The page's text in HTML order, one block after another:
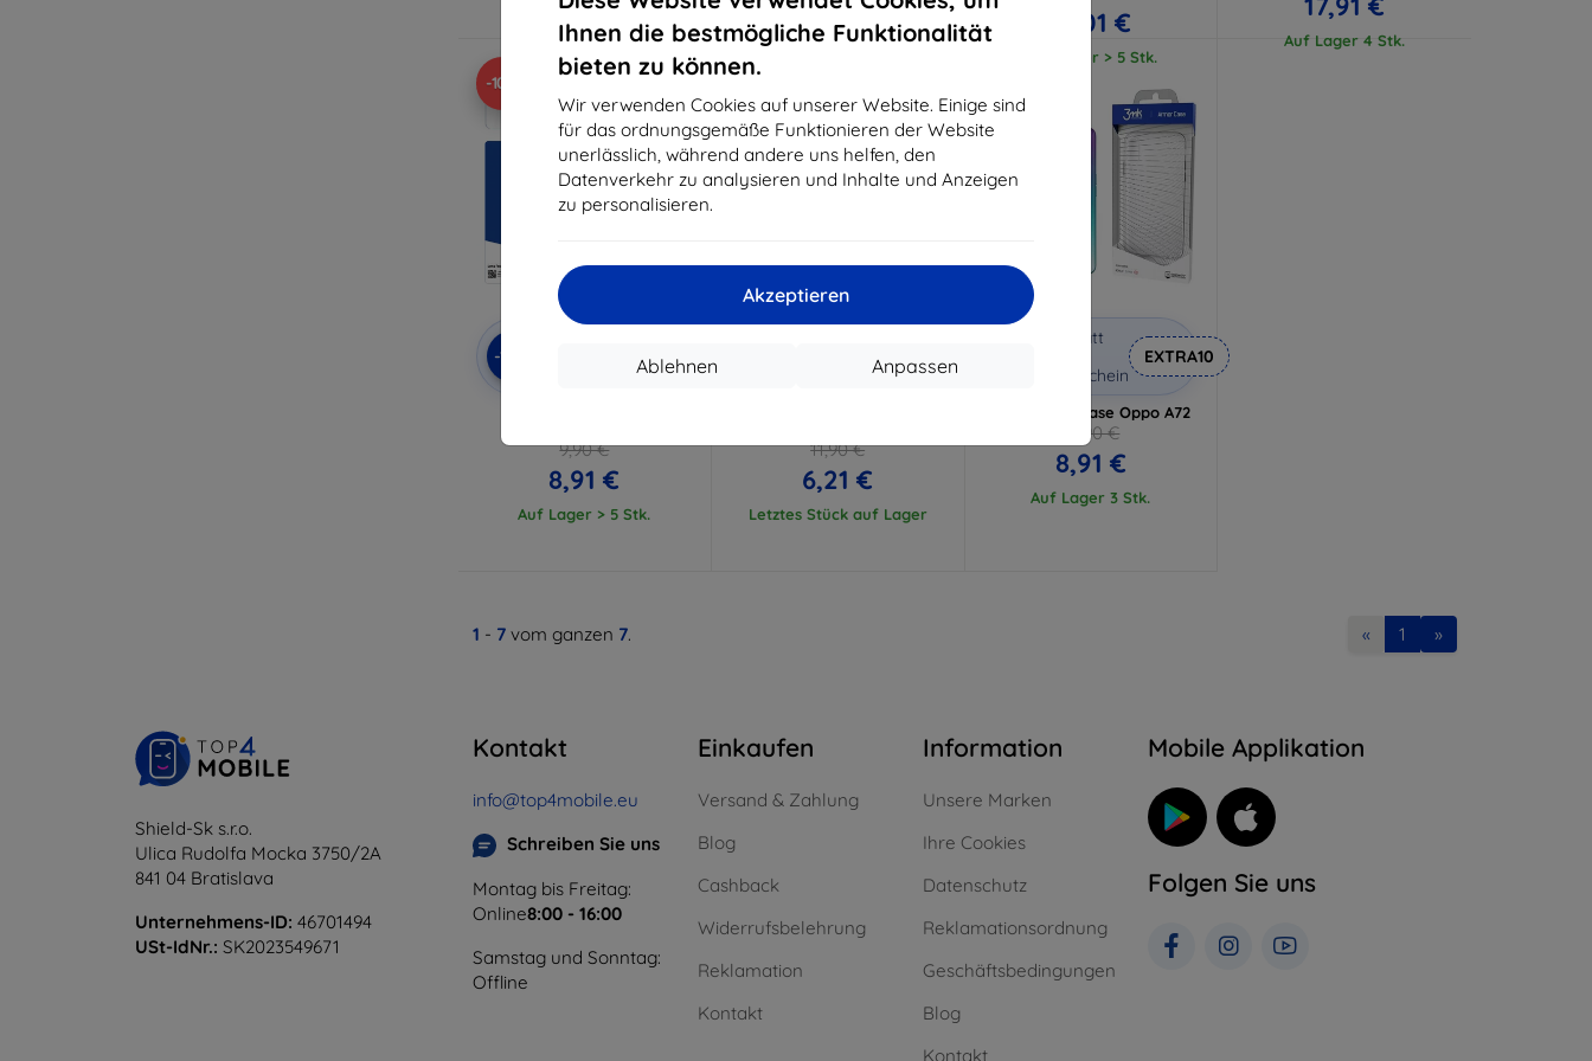
Ihnen die bestmögliche Funktionalität
bieten zu können.
Wir verwenden Cookies auf unserer Website. Einige sind
für das ordnungsgemäße Funktionieren der Website
unerlässlich, während andere uns helfen, den
Datenverkehr zu analysieren und Inhalte und Anzeigen
zu personalisieren.
Akzeptieren
Anpassen
Ablehnen
Auf Lager > 5 Stk. Auf Lager > 5 Stk.
17,01 €
Auf Lager > 5 Stk.
Auf Lager 4 Stk.
-10%
-10% EXTRA10
9,90 €
8,91 €
Auf Lager > 5 Stk.
Gutschein
11,90 €
6,21 €
Letztes Stück auf Lager
Rabatt
Gutschein
EXTRA10
3MK Armor Case Oppo A72
10,90 €
8,91 €
Auf Lager 3 Stk.
1 - 7 vom ganzen 7. « 1 »
Shield-Sk s.r.o.
Ulica Rudolfa Mocka 3750/2A
841 04 Bratislava
Unternehmens-ID: 46701494
USt-IdNr.: SK2023549671
Kontakt
info@top4mobile.eu
Schreiben Sie uns
Montag bis Freitag:
Online8:00 - 16:00
Samstag und Sonntag:
Offline
Einkaufen
Versand & Zahlung
Blog
Cashback
Widerrufsbelehrung
Reklamation
Kontakt
Information
Unsere Marken
Ihre Cookies
Datenschutz
Reklamationsordnung
Geschäftsbedingungen
Blog
Kontakt
Mobile Applikation
Folgen Sie uns